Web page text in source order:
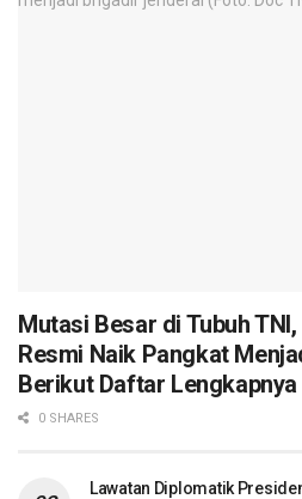
Mutasi Besar di Tubuh
Resmi Naik Pangkat
Berikut Daftar Lengkapnya
0 SHARES
Lawatan Diplomatik